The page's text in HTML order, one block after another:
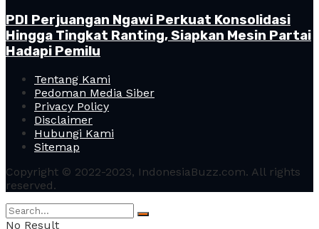
PDI Perjuangan Ngawi Perkuat Konsolidasi
Hingga Tingkat Ranting, Siapkan Mesin Partai
Hadapi Pemilu
Tentang Kami
Pedoman Media Siber
Privacy Policy
Disclaimer
Hubungi Kami
Sitemap
Copyright © 2022-2023, IndonesiaBuzz.com. All rights
reserved.
No Result